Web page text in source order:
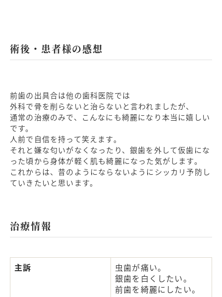
術後・患者様の感想
前歯の出具合は他の歯科医院では
外科で骨を削らないと治らないと言われましたが、
通常の治療のみで、こんなにも綺麗になり本当に嬉しい
です。
人前で自信を持って笑えます。
それと嫌な匂いがなくなったり、銀歯を外して仮歯にな
った頃から身体が軽く肌も綺麗になった気がします。
これからは、昔のようにならないようにシッカリ予防し
ていきたいと思います。
治療情報
主訴
虫歯が痛い。
銀歯を白くしたい。
前歯を綺麗にしたい。